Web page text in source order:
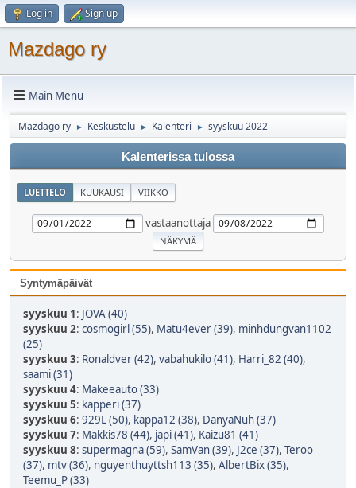
Log in Sign up
Mazdago ry
Main Menu
Mazdago ry ► Keskustelu ► Kalenteri ► syyskuu 2022
Kalenterissa tulossa
LUETTELO KUUKAUSI VIIKKO
vastaanottaja
Syntymäpäivät
syyskuu 1: JOVA (40)
syyskuu 2: cosmogirl (55), Matu4ever (39), minhdungvan1102
(25)
syyskuu 3: Ronaldver (42), vabahukilo (41), Harri_82 (40),
saami (31)
syyskuu 4: Makeeauto (33)
syyskuu 5: kapperi (37)
syyskuu 6: 929L (50), kappa12 (38), DanyaNuh (37)
syyskuu 7: Makkis78 (44), japi (41), Kaizu81 (41)
syyskuu 8: supermagna (59), SamVan (39), J2ce (37), Teroo
(37), mtv (36), nguyenthuyttsh113 (35), AlbertBix (35),
Teemu_P (33)